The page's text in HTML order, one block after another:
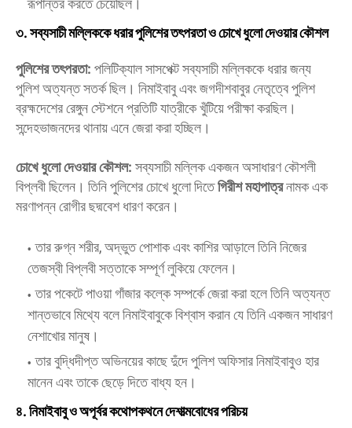
রূপান্তর করতে চেয়েছিল।
৩. সব্যসাচী মল্লিককে ধরার পুলিশের তৎপরতা ও চোখে ধুলো দেওয়ার কৌশল
পুলিশের তৎপরতা: পলিটিক্যাল সাসপেক্ট সব্যসাচী মল্লিককে ধরার জন্য
পুলিশ অত্যন্ত সতর্ক ছিল। নিমাইবাবু এবং জগদীশবাবুর নেতৃত্বে পুলিশ
ব্রহ্মদেশের রেঙ্গুন স্টেশনে প্রতিটি যাত্রীকে খুঁটিয়ে পরীক্ষা করছিল।
সন্দেহভাজনদের থানায় এনে জেরা করা হচ্ছিল।
চোখে ধুলো দেওয়ার কৌশল: সব্যসাচী মল্লিক একজন অসাধারণ কৌশলী
বিপ্লবী ছিলেন। তিনি পুলিশের চোখে ধুলো দিতেগিরীশ মহাপাত্রনামক এক
মরণাপন্ন রোগীর ছদ্মবেশ ধারণ করেন।
​তার রুগ্ন শরীর, অদ্ভুত পোশাক এবং কাশির আড়ালে তিনি নিজের
তেজস্বী বিপ্লবী সত্তাকে সম্পূর্ণ লুকিয়ে ফেলেন।
​তার পকেটে পাওয়া গাঁজার কল্কে সম্পর্কে জেরা করা হলে তিনি অত্যন্ত
শান্তভাবে মিথ্যে বলে নিমাইবাবুকে বিশ্বাস করান যে তিনি একজন সাধারণ
নেশাখোর মানুষ।
​তার বুদ্ধিদীপ্ত অভিনয়ের কাছে দুঁদে পুলিশ অফিসার নিমাইবাবুও হার
মানেন এবং তাকে ছেড়ে দিতে বাধ্য হন।
৪. নিমাইবাবু ও অপূর্বর কথোপকথনে দেশাত্মবোধের পরিচয়